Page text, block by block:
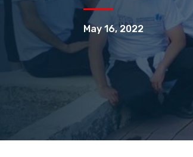
May 16, 2022